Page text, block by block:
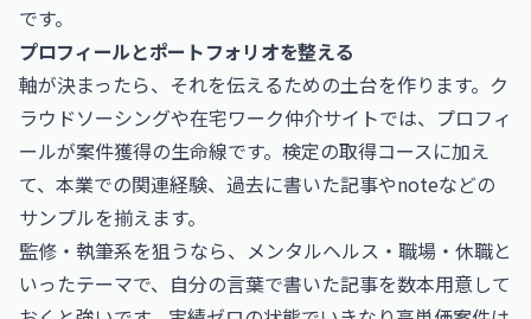
です。
プロフィールとポートフォリオを整える
軸が決まったら、それを伝えるための土台を作ります。ク
ラウドソーシングや在宅ワーク仲介サイトでは、プロフィ
ールが案件獲得の生命線です。検定の取得コースに加え
て、本業での関連経験、過去に書いた記事やnoteなどの
サンプルを揃えます。
監修・執筆系を狙うなら、メンタルヘルス・職場・休職と
いったテーマで、自分の言葉で書いた記事を数本用意して